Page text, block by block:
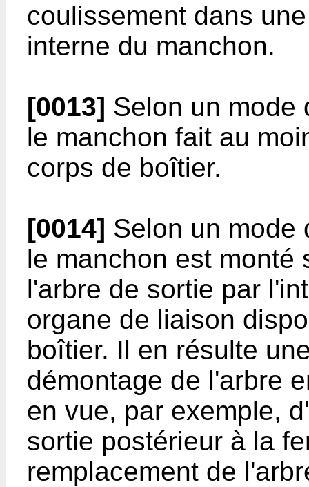
coulissement dans
interne du manchon.
[0013] Selon un mode
le manchon fait au
corps de boîtier.
[0014] Selon un mode
le manchon est monté
l'arbre de sortie par
organe de liaison
boîtier. Il en résulte
démontage de l'arbre
en vue, par exemple,
sortie postérieur à la
remplacement de